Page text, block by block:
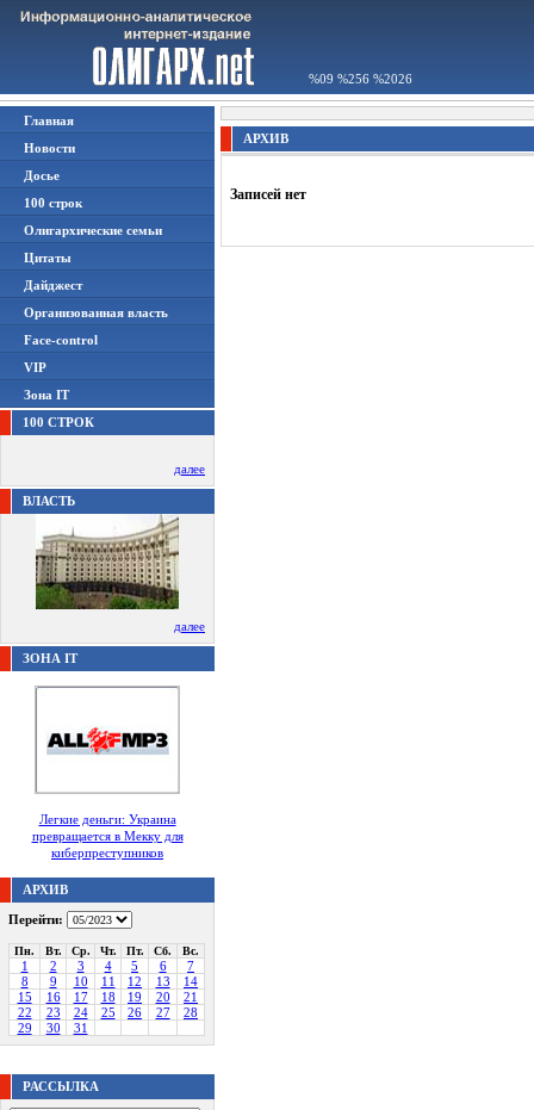
%09 %256 %2026
Главная
Новости
Досье
100 строк
Олигархические семьи
Цитаты
Дайджест
Организованная власть
Face-control
VIP
Зона IT
100 СТРОК
далее
ВЛАСТЬ
далее
ЗОНА IT
Легкие деньги: Украина
превращается в Мекку для
киберпреступников
АРХИВ
Перейти:
Пн. Вт. Ср. Чт. Пт. Сб. Вс.
1 2 3 4 5 6
7
8
9 10 11 12 13
14
15
16 17 18 19 20
21
22
23 24 25 26 27
28
29
30 31
РАССЫЛКА
АРХИВ
Записей нет